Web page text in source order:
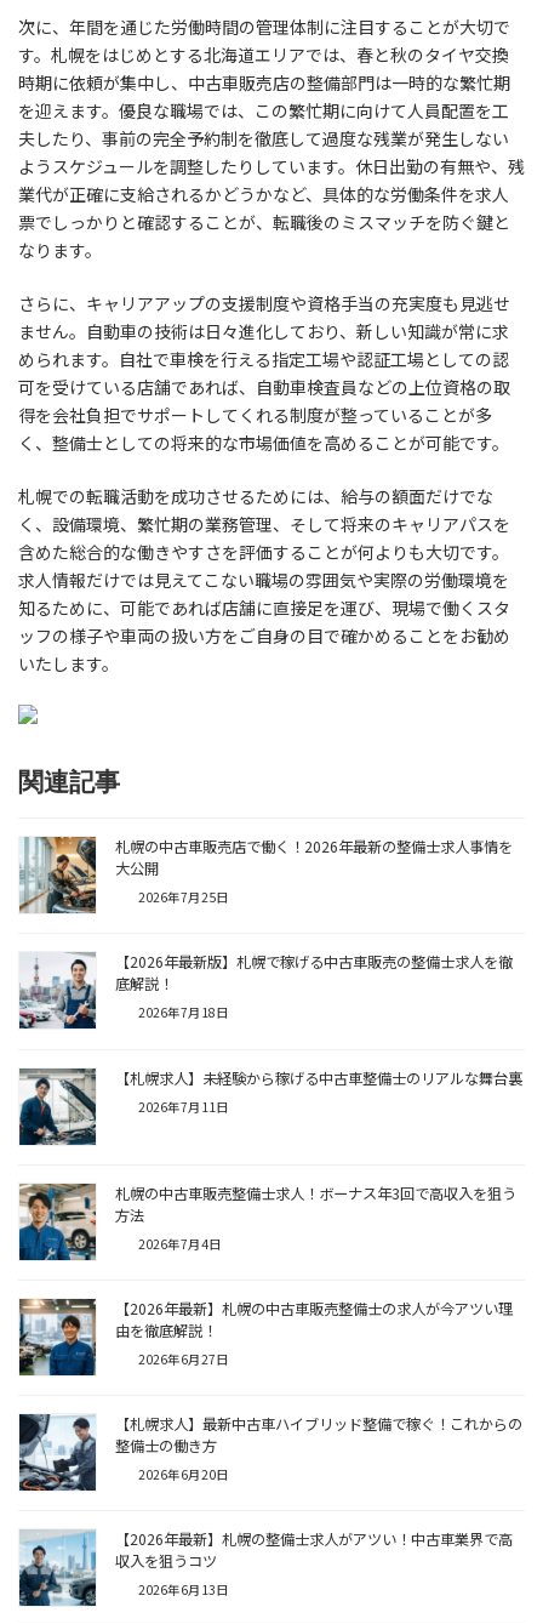
次に、年間を通じた労働時間の管理体制に注目することが大切で
す。札幌をはじめとする北海道エリアでは、春と秋のタイヤ交換
時期に依頼が集中し、中古車販売店の整備部門は一時的な繁忙期
を迎えます。優良な職場では、この繁忙期に向けて人員配置を工
夫したり、事前の完全予約制を徹底して過度な残業が発生しない
ようスケジュールを調整したりしています。休日出勤の有無や、残
業代が正確に支給されるかどうかなど、具体的な労働条件を求人
票でしっかりと確認することが、転職後のミスマッチを防ぐ鍵と
なります。
さらに、キャリアアップの支援制度や資格手当の充実度も見逃せ
ません。自動車の技術は日々進化しており、新しい知識が常に求
められます。自社で車検を行える指定工場や認証工場としての認
可を受けている店舗であれば、自動車検査員などの上位資格の取
得を会社負担でサポートしてくれる制度が整っていることが多
く、整備士としての将来的な市場価値を高めることが可能です。
札幌での転職活動を成功させるためには、給与の額面だけでな
く、設備環境、繁忙期の業務管理、そして将来のキャリアパスを
含めた総合的な働きやすさを評価することが何よりも大切です。
求人情報だけでは見えてこない職場の雰囲気や実際の労働環境を
知るために、可能であれば店舗に直接足を運び、現場で働くスタ
ッフの様子や車両の扱い方をご自身の目で確かめることをお勧め
いたします。
関連記事
札幌の中古車販売店で働く！2026年最新の整備士求人事情を
大公開
2026年7月25日
【2026年最新版】札幌で稼げる中古車販売の整備士求人を徹
底解説！
2026年7月18日
【札幌求人】未経験から稼げる中古車整備士のリアルな舞台裏
2026年7月11日
札幌の中古車販売整備士求人！ボーナス年3回で高収入を狙う
方法
2026年7月4日
【2026年最新】札幌の中古車販売整備士の求人が今アツい理
由を徹底解説！
2026年6月27日
【札幌求人】最新中古車ハイブリッド整備で稼ぐ！これからの
整備士の働き方
2026年6月20日
【2026年最新】札幌の整備士求人がアツい！中古車業界で高
収入を狙うコツ
2026年6月13日